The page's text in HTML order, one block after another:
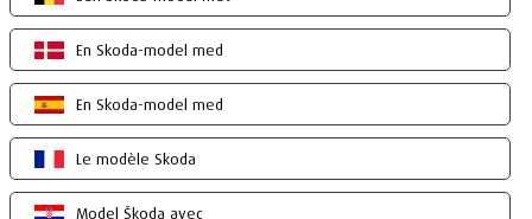
En Skoda-model med
En Skoda-model med
Le modèle Skoda
Model Škoda avec